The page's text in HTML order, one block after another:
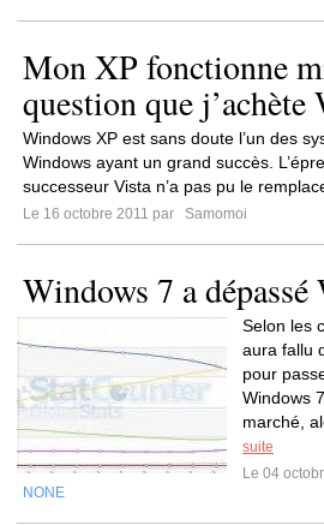
Mon XP fonctionne
question que j’achète
Windows XP est sans doute l’un des
Windows ayant un grand succès.
successeur Vista n’a pas pu le
Le 16 octobre 2011 par
Samomoi
Windows 7 a
Selon les
aura fallu
pour
Windows
marché,
suite
Le 04
NONE